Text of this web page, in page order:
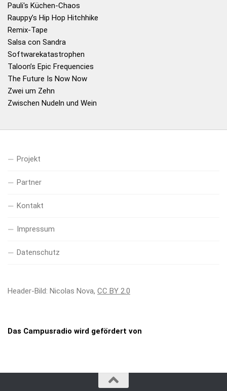
Pauli's Küchen-Chaos
Rauppy’s Hip Hop Hitchhike
Remix-Tape
Salsa con Sandra
Softwarekatastrophen
Taloon’s Epic Frequencies
The Future Is Now Now
Zwei um Zehn
Zwischen Nudeln und Wein
Projekt
Partner
Kontakt
Impressum
Datenschutz
Header-Bild: Nicolas Nova, CC BY 2.0
Das Campusradio wird gefördert von